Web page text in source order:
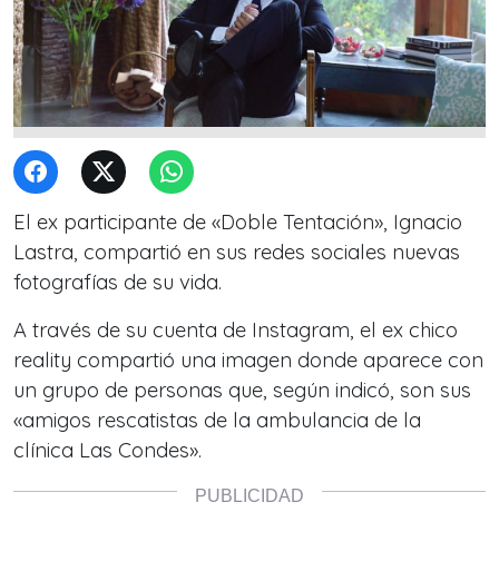
El ex participante de «Doble Tentación», Ignacio
Lastra, compartió en sus redes sociales nuevas
fotografías de su vida.
A través de su cuenta de Instagram, el ex chico
reality compartió una imagen donde aparece con
un grupo de personas que, según indicó, son sus
«amigos rescatistas de la ambulancia de la
clínica Las Condes».